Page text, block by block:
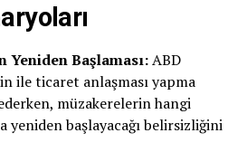
Yeniden Başlaması:ABD
ile ticaret anlaşması yapma
müzakerelerin hangi
yeniden başlayacağı belirsizliğini